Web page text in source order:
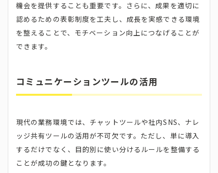
機会を提供することも重要です。さらに、成果を適切に
認めるための表彰制度を工夫し、成長を実感できる環境
を整えることで、モチベーション向上につなげることが
できます。
コミュニケーションツールの活用
現代の業務環境では、チャットツールや社内SNS、ナレ
ッジ共有ツールの活用が不可欠です。ただし、単に導入
するだけでなく、目的別に使い分けるルールを整備する
ことが成功の鍵となります。